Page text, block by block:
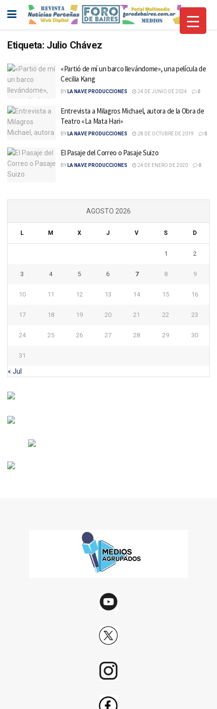
Etiqueta: Julio Chávez
«Partió de mí un barco llevándome», una película de
Cecilia Kang
BY LA NAVE PRODUCCIONES 24 DE JUNIO DE 2024 0
Entrevista a Milagros Michael, autora de la Obra de
Teatro «La Mata Hari»
BY LA NAVE PRODUCCIONES 28 DE OCTUBRE DE 2019 0
El Pasaje del Correo o Pasaje Suizo
BY LA NAVE PRODUCCIONES 24 DE ENERO DE 2020 0
AGOSTO 2026
L M X J V S D
1 2
3 4 5 6 7 8 9
10 11 12 13 14 15 16
17 18 19 20 21 22 23
24 25 26 27 28 29 30
31
« Jul